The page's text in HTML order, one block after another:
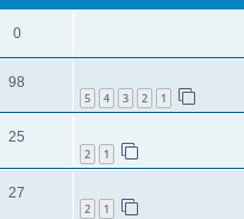
0
1
2
3
4
5
98
1
2
25
1
2
27